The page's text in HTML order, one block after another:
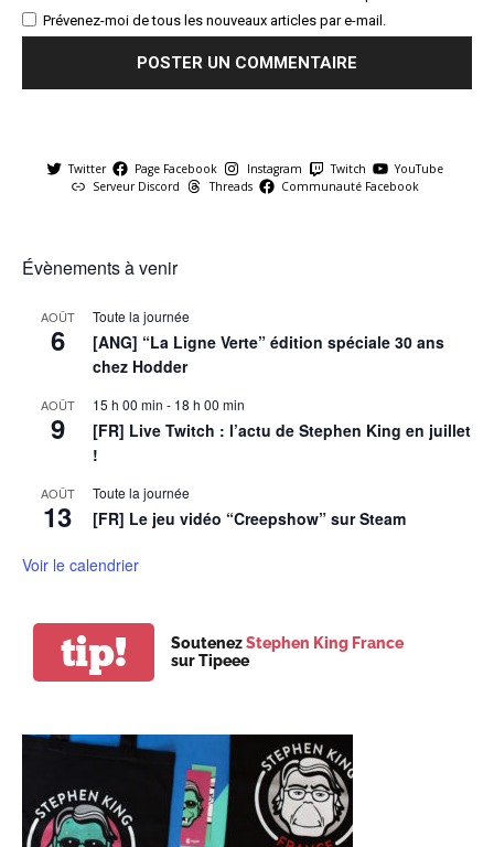
Prévenez-moi de tous les nouveaux articles par e-mail.
Twitter Page Facebook Instagram Twitch
YouTube
Serveur Discord
Threads Communauté Facebook
Évènements à venir
AOÛT
6
Toute la journée
[ANG] “La Ligne Verte” édition spéciale 30 ans
chez Hodder
AOÛT
9
15 h 00 min - 18 h 00 min
[FR] Live Twitch : l’actu de Stephen King en juillet
!
AOÛT
13
Toute la journée
[FR] Le jeu vidéo “Creepshow” sur Steam
Voir le calendrier
tip! SoutenezStephen King France
sur Tipeee